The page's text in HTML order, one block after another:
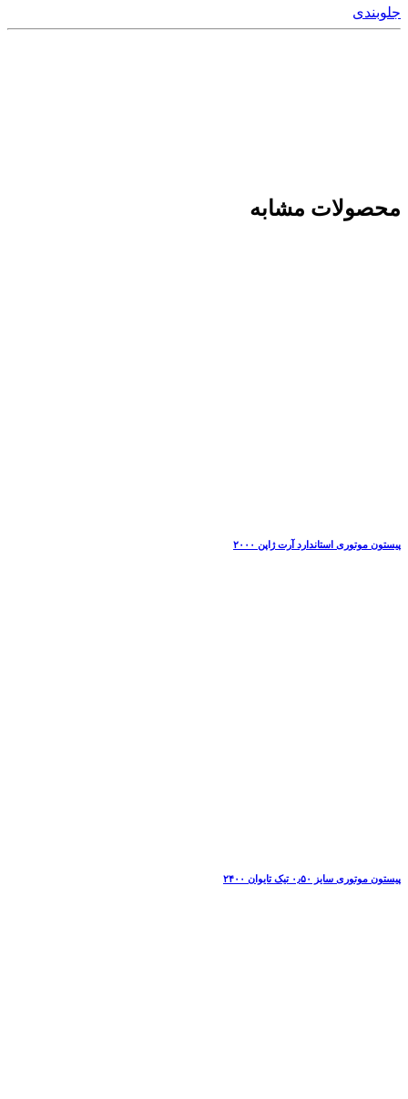
جلوبندی
محصولات مشابه
پیستون موتوری استاندارد آرت ژاپن ۲۰۰۰
پیستون موتوری سایز ۰٫۵۰ تیک تایوان ۲۴۰۰